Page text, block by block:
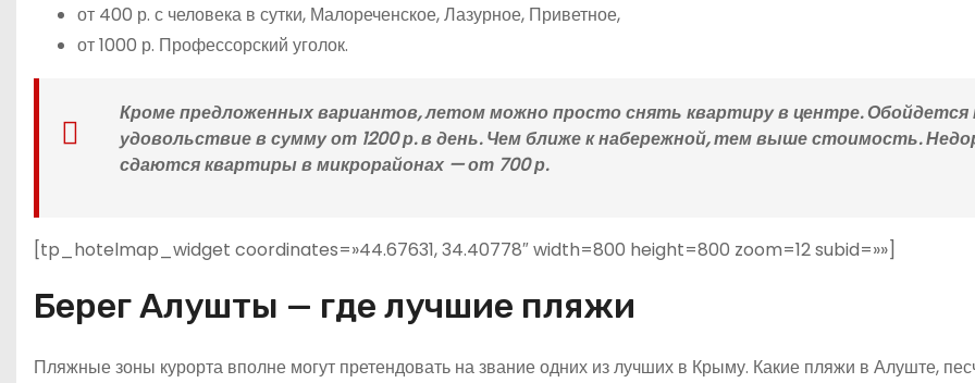
от 400 р. с человека в сутки, Малореченское, Лазурное, Приветное,
от 1000 р. Профессорский уголок.
Кроме предложенных вариантов, летом можно просто снять квартиру в центре. Обойдется
удовольствие в сумму от 1200 р. в день. Чем ближе к набережной, тем выше стоимость.
сдаются квартиры в микрорайонах — от 700 р.
[tp_hotelmap_widget coordinates=»44.67631, 34.40778″ width=800 height=800 zoom=12 subid=»»]
Берег Алушты — где лучшие пляжи
Пляжные зоны курорта вполне могут претендовать на звание одних из лучших в Крыму. Какие пляжи в Алуште,